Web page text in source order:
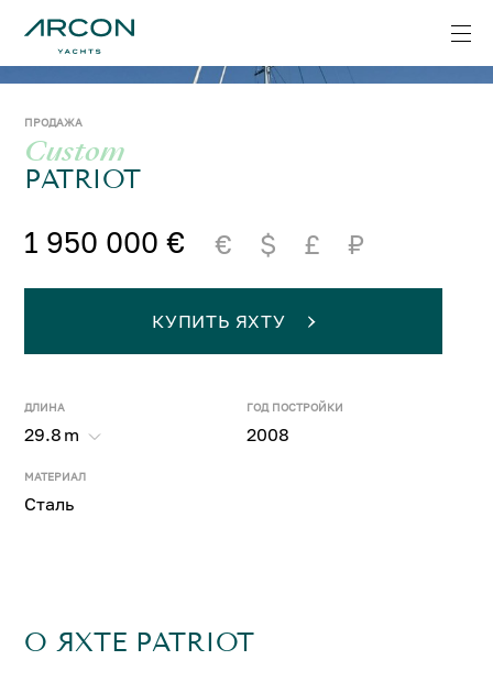
ПРОДАЖА
Custom
PATRIOT
1 950 000 € € $ £ ₽
ДЛИНА
29.8 m
ГОД ПОСТРОЙКИ
2008
МАТЕРИАЛ
Сталь
КУПИТЬ ЯХТУ
О ЯХТЕ PATRIOT